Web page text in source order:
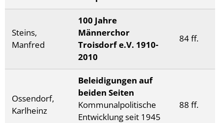
Steins,
Manfred
100 Jahre
Männerchor
Troisdorf e.V. 1910-
2010
84 ff.
Ossendorf,
Karlheinz
Beleidigungen auf
beiden Seiten
Kommunalpolitische
Entwicklung seit 1945
88 ff.